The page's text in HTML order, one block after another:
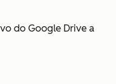
do Google Drive a